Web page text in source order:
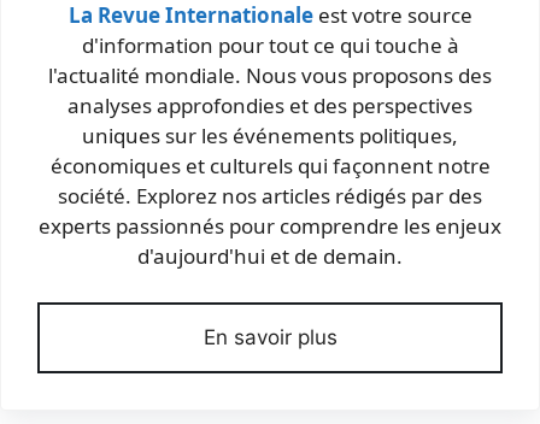
La Revue Internationaleest votre source
d'information pour tout ce qui touche à
l'actualité mondiale. Nous vous proposons des
analyses approfondies et des perspectives
uniques sur les événements politiques,
économiques et culturels qui façonnent notre
société. Explorez nos articles rédigés par des
experts passionnés pour comprendre les enjeux
d'aujourd'hui et de demain.
En savoir plus